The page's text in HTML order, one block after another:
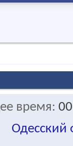
время:
Одесский